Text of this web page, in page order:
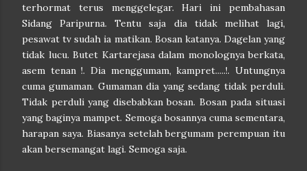
terhormat terus menggelegar. Hari ini pembahasan
Sidang Paripurna. Tentu saja dia tidak melihat lagi,
pesawat tv sudah ia matikan. Bosan katanya. Dagelan yang
tidak lucu. Butet Kartarejasa dalam monolognya berkata,
asem tenan !. Dia menggumam, kampret.....!. Untungnya
cuma gumaman. Gumaman dia yang sedang tidak perduli.
Tidak perduli yang disebabkan bosan. Bosan pada situasi
yang baginya mampet. Semoga bosannya cuma sementara,
harapan saya. Biasanya setelah bergumam perempuan itu
akan bersemangat lagi. Semoga saja.